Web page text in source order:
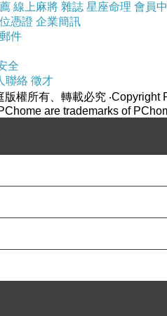
線上麻將 雜誌 星座命理 會員
憑證 企業簡訊
件
全
聯絡 徵才
版權所有、轉載必究 ‧Copyright
are trademarks of